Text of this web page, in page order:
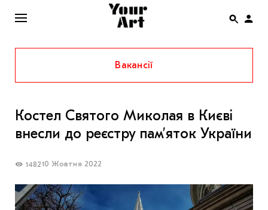
ENG
НОВИНИ
ІНТЕРВ’Ю
КОЛОНКИ
Вакансії
Костел Святого Миколая в Києві
внесли до реєстру пам’яток України
148210 Жовтня 2022